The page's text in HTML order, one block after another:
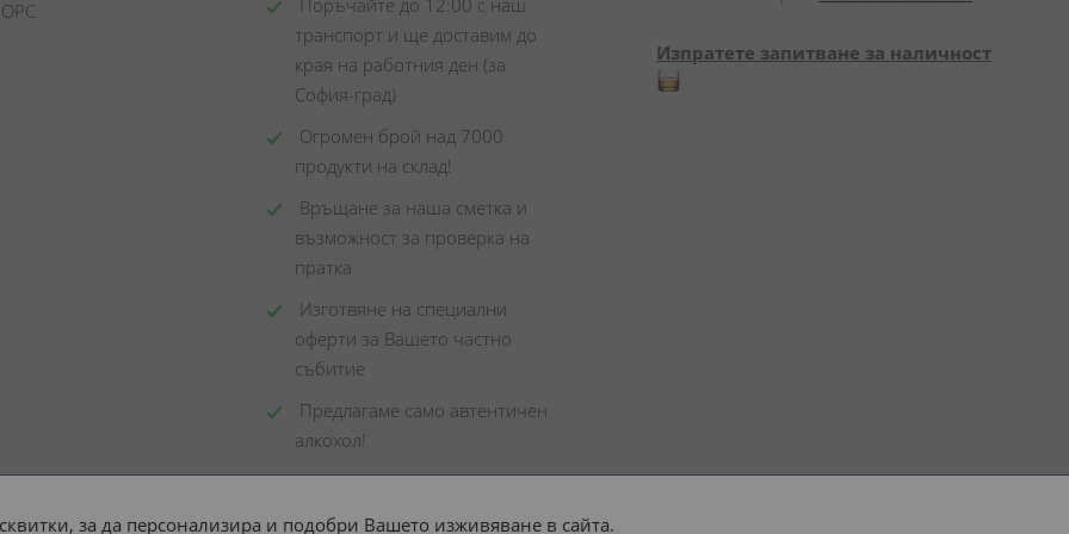
Поръчайте до 12:00 с наш
транспорт и ще доставим до
края на работния ден (за
София-град)
Огромен брой над 7000
продукти на склад!
Връщане за наша сметка и
възможност за проверка на
пратка
Изготвяне на специални
оферти за Вашето частно
събитие
Предлагаме само автентичен
алкохол!
Изпратете запитване за наличност
за да персонализира и подобри Вашето изживяване в сайта.